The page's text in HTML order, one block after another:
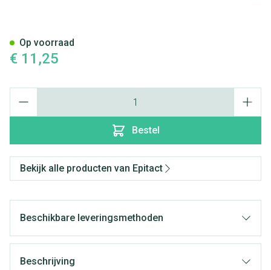
€ 11,25
Bestel
Op voorraad
Bekijk alle producten van Epitact
Beschikbare leveringsmethoden
Beschrijving